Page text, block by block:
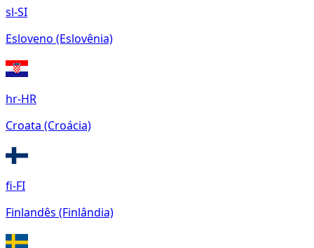
sl-SI
Esloveno (Eslovênia)
hr-HR
Croata (Croácia)
fi-FI
Finlandês (Finlândia)